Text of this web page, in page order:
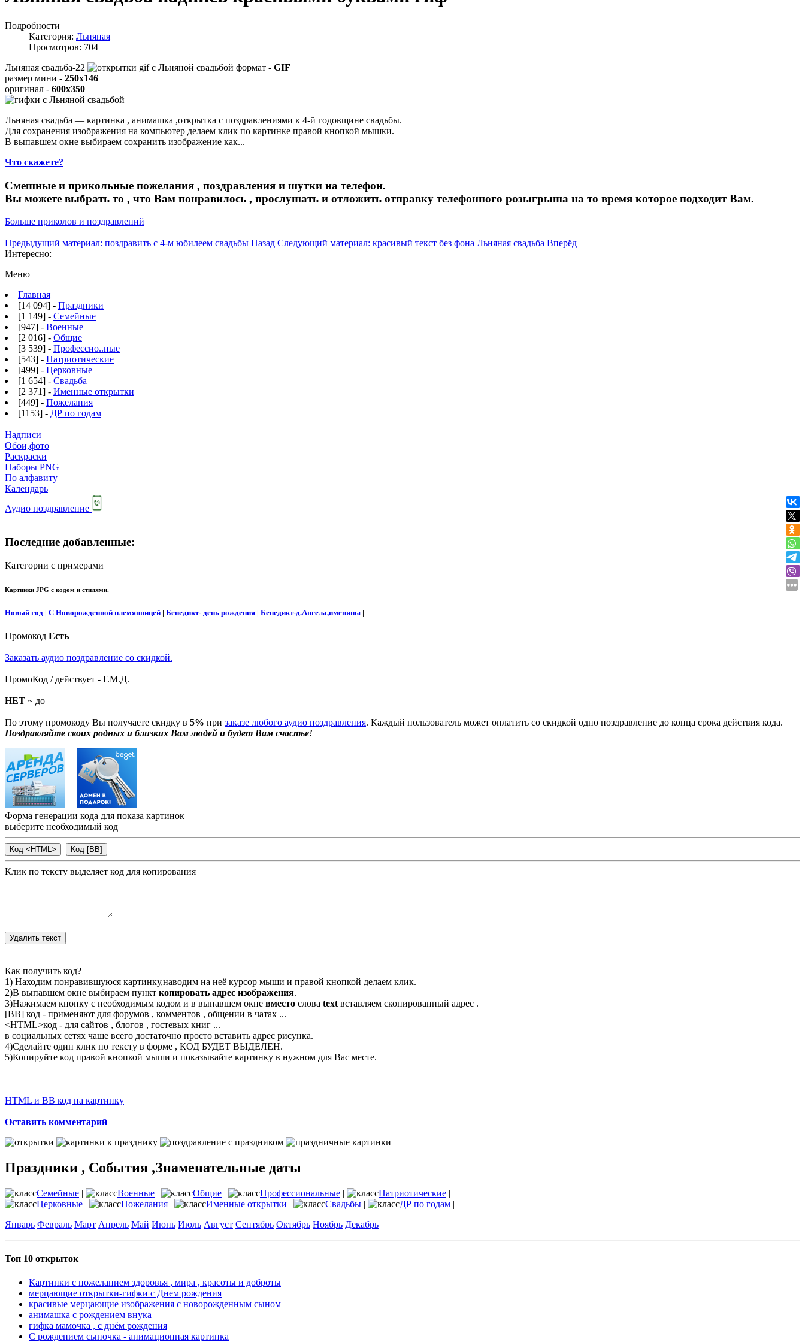
Подробности
Категория: Льняная
Просмотров: 704
Льняная свадьба-22
формат - GIF
размер мини - 250x146
оригинал - 600x350
Льняная свадьба — картинка , анимашка ,открытка с поздравлениями к 4-й годовщине свадьбы.
Для сохранения изображения на компьютер делаем клик по картинке правой кнопкой мышки.
В выпавшем окне выбираем сохранить изображение как...
Что скажете?
Смешные и прикольные пожелания , поздравления и шутки на телефон.
Вы можете выбрать то , что Вам понравилось , прослушать и отложить отправку телефонного розыгрыша на то время которое подходит Вам.
Больше приколов и поздравлений
Предыдущий материал: поздравить с 4-м юбилеем свадьбы Назад Следующий материал: красивый текст без фона Льняная свадьба Вперёд
Интересно:
Меню
Главная
[14 094] - Праздники
[1 149] - Семейные
[947] - Военные
[2 016] - Общие
[3 539] - Профессио..ные
[543] - Патриотические
[499] - Церковные
[1 654] - Свадьба
[2 371] - Именные открытки
[449] - Пожелания
[1153] - ДР по годам
Надписи
Обои,фото
Раскраски
Наборы PNG
По алфавиту
Календарь
Аудио поздравление
Последние добавленные:
Категории с примерами
Картинки JPG с кодом и стилями.
Новый год | С Новорожденной племянницей | Бенедикт- день рождения | Бенедикт-д.Ангела,именины |
Промокод Есть
Заказать аудио поздравление со скидкой.
ПромоКод / действует - Г.М.Д.
НЕТ ~ до
По этому промокоду Вы получаете скидку в 5% при заказе любого аудио поздравления. Каждый пользователь может оплатить со скидкой одно поздравление до конца срока действия кода.
Поздравляйте своих родных и близких Вам людей и будет Вам счастье!
Форма генерации кода для показа картинок
выберите необходимый код
Клик по тексту выделяет код для копирования
Как получить код?
1) Находим понравившуюся картинку,наводим на неё курсор мыши и правой кнопкой делаем клик.
2)В выпавшем окне выбираем пункт копировать адрес изображения.
3)Нажимаем кнопку с необходимым кодом и в выпавшем окне вместо слова text вставляем скопированный адрес .
[BB] код - применяют для форумов , комментов , общении в чатах ...
<HTML>код - для сайтов , блогов , гостевых книг ...
в социальных сетях чаше всего достаточно просто вставить адрес рисунка.
4)Сделайте один клик по тексту в форме , КОД БУДЕТ ВЫДЕЛЕН.
5)Копируйте код правой кнопкой мыши и показывайте картинку в нужном для Вас месте.
HTML и BB код на картинку
Оставить комментарий
Праздники , События ,Знаменательные даты
Семейные | Военные | Общие | Профессиональные | Патриотические |
Церковные | Пожелания | Именные открытки | Свадьбы | ДР по годам |
Январь Февраль Март Апрель Май Июнь Июль Август Сентябрь Октябрь Ноябрь Декабрь
Топ 10 открыток
Картинки с пожеланием здоровья , мира , красоты и доброты
мерцающие открытки-гифки с Днем рождения
красивые мерцающие изображения с новорожденным сыном
анимашка с рождением внука
гифка мамочка , с днём рождения
С рождением сыночка - анимационная картинка